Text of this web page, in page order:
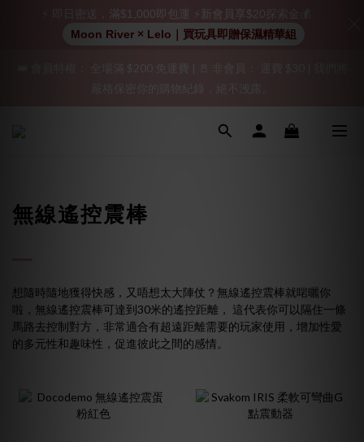
加入會員即享$20購物金  訂單商品好評再享$15購物金
「保密出貨」（無店鋪資訊、一般紙箱）、隱私保護、加密付款、
無線遙控震棒
想隨時隨地獲得快感，又唔想太大陣仗？無線遙控震棒就啱曬你
啦，無線遙控震棒可達到30米的遙控距離， 這代表你可以隔住一條
馬路去控制對方，非常適合有超遠距離需要的玩家使用，增加性愛
的多元性和趣味性，促進彼此之間的感情。
⚡ 即日密送．滿$1,000即包運 ⚡新會員享$20探索金💰
Moon River × Lelo｜買玩具即贈保濕精華組